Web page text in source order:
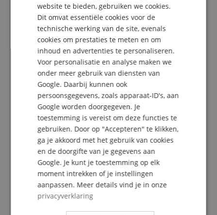
Niet goedkoop, maar het geld waard.
Beoordeling door Kath. Kirchengemeindeop 05.04.2019
Deze beoordeling is automatisch vertaald. Originele taal
geverifieerde aankoop
Na lang zoeken is de enige redelijke muziekmap.
Stabiel, licht, handig en bovenal praktisch.
Er zijn aantrekkelijke kortingen voor grotere
bestelhoeveelheden. De levering was erg snel.
Ik was bovengemiddeld tevreden
Beoordeling doorRobertop 09.02.2019
Deze beoordeling is automatisch vertaald. Originele taal
geverifieerde aankoop
Bestelling en betaling was perfect.
De leveringstermijn was 5 dagen (uitstekend !)
Elke koor map is individueel (!) verpakt. Grandioos.
Nu moeten we alleen nog goed zingen.
Hartelijk dank !
ITALIAN
SPANISH
website te bieden, gebruiken we cookies.
Dit omvat essentiële cookies voor de
technische werking van de site, evenals
cookies om prestaties te meten en om
inhoud en advertenties te personaliseren.
Voor personalisatie en analyse maken we
onder meer gebruik van diensten van
Google. Daarbij kunnen ook
persoonsgegevens, zoals apparaat-ID's, aan
Google worden doorgegeven. Je
toestemming is vereist om deze functies te
gebruiken. Door op "Accepteren" te klikken,
ga je akkoord met het gebruik van cookies
en de doorgifte van je gegevens aan
Google. Je kunt je toestemming op elk
moment intrekken of je instellingen
aanpassen. Meer details vind je in onze
privacyverklaring